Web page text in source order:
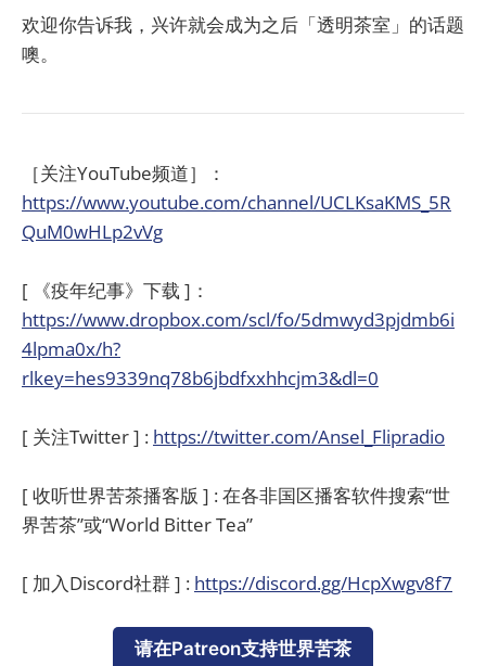
欢迎你告诉我，兴许就会成为之后「透明茶室」的话题
噢。
［关注YouTube频道］：
https://www.youtube.com/channel/UCLKsaKMS_5R
QuM0wHLp2vVg
[ 《疫年纪事》下载 ]：
https://www.dropbox.com/scl/fo/5dmwyd3pjdmb6i
4lpma0x/h?
rlkey=hes9339nq78b6jbdfxxhhcjm3&dl=0
[ 关注Twitter ] : https://twitter.com/Ansel_Flipradio
[ 收听世界苦茶播客版 ] : 在各非国区播客软件搜索“世
界苦茶”或“World Bitter Tea”
[ 加入Discord社群 ] : https://discord.gg/HcpXwgv8f7
请在Patreon支持世界苦茶